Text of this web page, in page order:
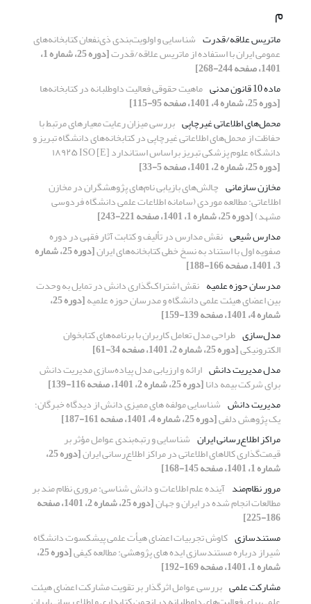
م
ماتریس علاقه/قدرت شناسایی و اولویت‌بندی ذی‌نفعان کتابخانه‌های
عمومی ایران با استفاده از ماتریس علاقه/قدرت [دوره 25، شماره 1،
1401، صفحه 244-268]
ماده 10 قانون مدنی
ماهیت حقوقی فعالیت داوطلبانه در کتابخانه‌ها
[دوره 25، شماره 4، 1401، صفحه 95-115]
محمل‌های اطلاعاتی غیرچاپی بررسی میزان رعایت معیار‌های مرتبط با
حفاظت از محمل‌های اطلاعاتی غیرچاپی در کتابخانه‌‌های دانشگاه تبریز و
دانشگاه علوم ‌پزشکی تبریز براساس استاندارد [E] ۱۸۹۲۵ ISO
[دوره 25، شماره 2، 1401، صفحه 5-33]
مخازن سازمانی چالش‌های بازیابی نام‌های پژوهشگران در مخازن
اطلاعاتی: مطالعه موردی (سامانه اطلاعات علمی دانشگاه فردوسی
مشهد)[دوره 25، شماره 1، 1401، صفحه 221-243]
مدارس شیعی نقش مدارس در تألیف و کتابت آثار فقهی در دوره
صفویه اول با استناد به نسخ خطی کتابخانه‌های ایران [دوره 25، شماره
3، 1401، صفحه 166-188]
مدرسان حوزه علمیه نقش اشتراک‌گذاری دانش در تمایل به وحدت
بین اعضای هیئت علمی دانشگاه و مدرسان حوزه علمیه [دوره 25،
شماره 4، 1401، صفحه 139-159]
مدل‌سازی طراحی مدل تعامل کاربران با برنامه‌های کتابخوان
الکترونیکی[دوره 25، شماره 2، 1401، صفحه 34-61]
مدل مدیریت دانش ارائه و ارزیابی مدل پیاده‌سازی مدیریت دانش
برای شرکت بیمه دانا[دوره 25، شماره 2، 1401، صفحه 116-139]
مدیریت دانش شناسایی مولفه های ممیزی دانش از دیدگاه خبرگان؛
یک پژوهش دلفی[دوره 25، شماره 4، 1401، صفحه 161-187]
مراکز اطلاع‌رسانی ایران شناسایی و رتبه‌بندی عوامل مؤثر بر
قیمت‌گذاری کالاهای اطلاعاتی در مراکز اطلاع‌رسانی ایران [دوره 25،
شماره 1، 1401، صفحه 145-168]
مرور نظام‌مند آینده علم اطلاعات و دانش شناسی: مروری نظام مند بر
مطالعات انجام شده در ایران و جهان [دوره 25، شماره 2، 1401، صفحه
186-225]
مستندسازی کاوش تجربیات اعضای هیأت علمی پیشکسوت دانشگاه
شیراز درباره مستندسازی ایده های پژوهشی: مطالعه کیفی [دوره 25،
شماره 1، 1401، صفحه 169-192]
مشارکت علمی بررسی عوامل اثرگذار بر تقویت مشارکت اعضای هیئت